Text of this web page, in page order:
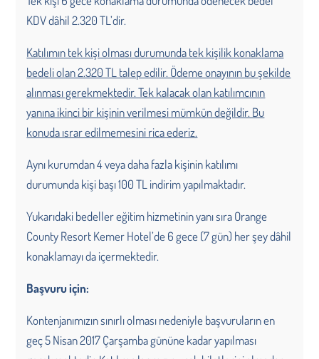
KDV dâhil 2.320 TL’dir.
Katılımın tek kişi olması durumunda tek kişilik konaklama
bedeli olan 2.320 TL talep edilir. Ödeme onayının bu şekilde
alınması gerekmektedir. Tek kalacak olan katılımcının
yanına ikinci bir kişinin verilmesi mümkün değildir. Bu
konuda ısrar edilmemesini rica ederiz.
Aynı kurumdan 4 veya daha fazla kişinin katılımı
durumunda kişi başı 100 TL indirim yapılmaktadır.
Yukarıdaki bedeller eğitim hizmetinin yanı sıra Orange
County Resort Kemer Hotel’de 6 gece (7 gün) her şey dâhil
konaklamayı da içermektedir.
Başvuru için:
Kontenjanımızın sınırlı olması nedeniyle başvuruların en
geç 5 Nisan 2017 Çarşamba gününe kadar yapılması